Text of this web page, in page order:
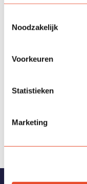
Noodzakelijk
Voorkeuren
Statistieken
Marketing